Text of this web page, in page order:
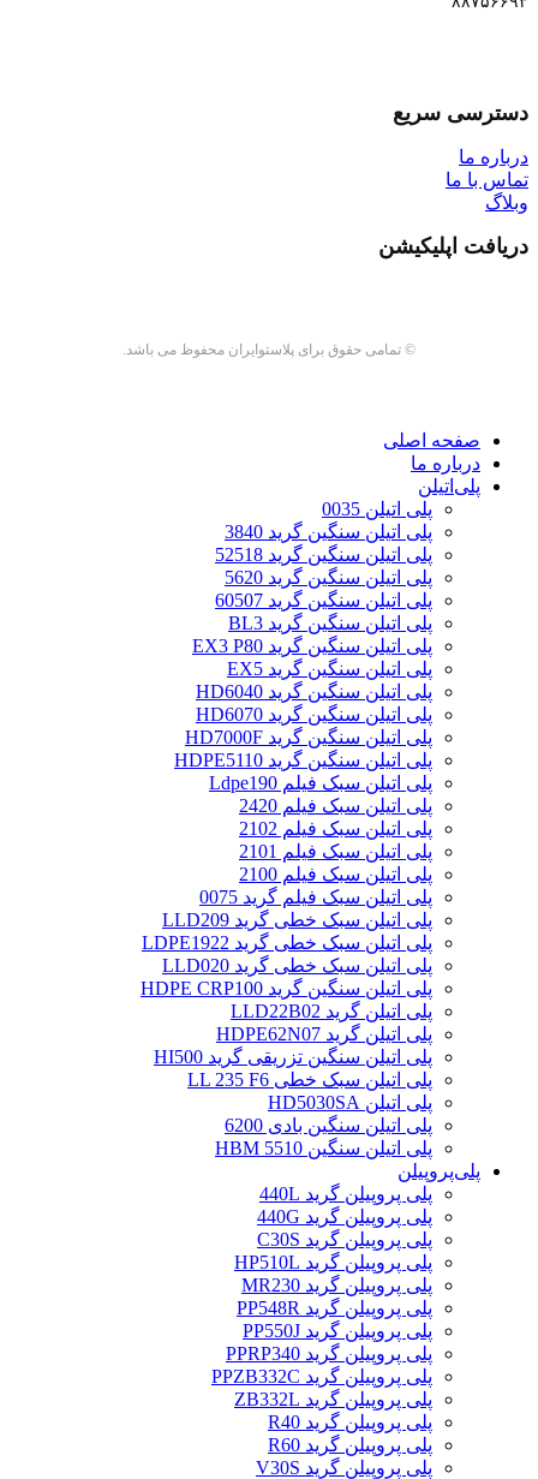
دسترسی سریع
درباره ما
تماس با ما
وبلاگ
دریافت اپلیکیشن
© تمامی حقوق برای پلاستوایران محفوظ می باشد.
صفحه اصلی
درباره ما
پلی‌اتیلن
پلی اتیلن 0035
پلی اتیلن سنگین گرید 3840
پلی اتیلن سنگین گرید 52518
پلی اتیلن سنگین گرید 5620
پلی اتیلن سنگین گرید 60507
پلی اتیلن سنگین گرید BL3
پلی اتیلن سنگین گرید EX3 P80
پلی اتیلن سنگین گرید EX5
پلی اتیلن سنگین گرید HD6040
پلی اتیلن سنگین گرید HD6070
پلی اتیلن سنگین گرید HD7000F
پلی اتیلن سنگین گرید HDPE5110
پلی اتیلن سبک فیلم Ldpe190
پلی اتیلن سبک فیلم 2420
پلی اتیلن سبک فیلم 2102
پلی اتیلن سبک فیلم 2101
پلی اتیلن سبک فیلم 2100
پلی اتیلن سبک فیلم گرید 0075
پلی اتیلن سبک خطی گرید LLD209
پلی اتیلن سبک خطی گرید LDPE1922
پلی اتیلن سبک خطی گرید LLD020
پلی اتیلن سنگین گرید HDPE CRP100
پلی اتیلن گرید LLD22B02
پلی اتیلن گرید HDPE62N07
پلی اتیلن سنگین تزریقی گرید HI500
پلی اتیلن سبک خطی LL 235 F6
پلی اتیلن HD5030SA
پلی اتیلن سنگین بادی 6200
پلی اتیلن سنگین HBM 5510
پلی‌پروپیلن
پلی پروپیلن گرید 440L
پلی پروپیلن گرید 440G
پلی پروپیلن گرید C30S
پلی پروپیلن گرید HP510L
پلی پروپیلن گرید MR230
پلی پروپیلن گرید PP548R
پلی پروپیلن گرید PP550J
پلی پروپیلن گرید PPRP340
پلی پروپیلن گرید PPZB332C
پلی پروپیلن گرید ZB332L
پلی پروپیلن گرید R40
پلی پروپیلن گرید R60
پلی پروپیلن گرید V30S